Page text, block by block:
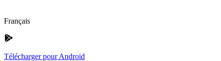
Français
Télécharger pour Android